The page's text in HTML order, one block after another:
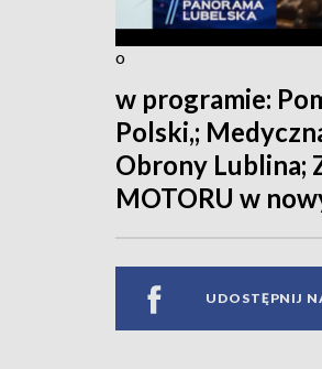
o
w programie:
Polski,;
Obrony Lublina;
MOTORU w
UDOSTĘPNIJ